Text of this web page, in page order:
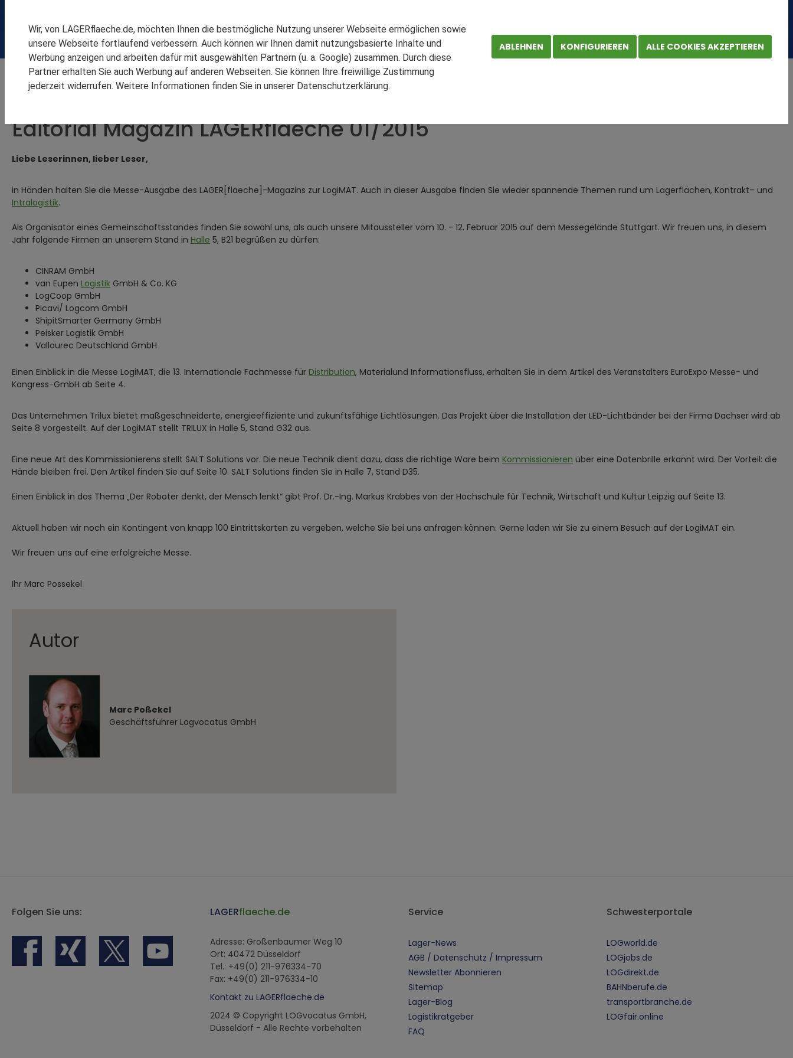
SCHOMBURG GMBH
SM LOGISTIC
KOOPERATIONEN REFERENZEN
Über uns Archiv Magazin Magazin Februar 2015 Editorial: Aktuelle Themen von LAGERflaeche.de
Editorial Magazin LAGERflaeche 01/2015
Liebe Leserinnen, lieber Leser,
in Händen halten Sie die Messe-Ausgabe des LAGER[flaeche]-Magazins zur LogiMAT. Auch in dieser Ausgabe finden Sie wieder spannende Themen rund um Lagerflächen, Kontrakt– und
Intralogistik.
Als Organisator eines Gemeinschaftsstandes finden Sie sowohl uns, als auch unsere Mitaussteller vom 10. - 12. Februar 2015 auf dem Messegelände Stuttgart. Wir freuen uns, in diesem
Jahr folgende Firmen an unserem Stand in Halle 5, B21 begrüßen zu dürfen:
CINRAM GmbH
van Eupen Logistik GmbH & Co. KG
LogCoop GmbH
Picavi/ Logcom GmbH
ShipitSmarter Germany GmbH
Peisker Logistik GmbH
Vallourec Deutschland GmbH
Einen Einblick in die Messe LogiMAT, die 13. Internationale Fachmesse für Distribution, Materialund Informationsfluss, erhalten Sie in dem Artikel des Veranstalters EuroExpo Messe- und
Kongress-GmbH ab Seite 4.
Das Unternehmen Trilux bietet maßgeschneiderte, energieeffiziente und zukunftsfähige Lichtlösungen. Das Projekt über die Installation der LED-Lichtbänder bei der Firma Dachser wird ab
Seite 8 vorgestellt. Auf der LogiMAT stellt TRILUX in Halle 5, Stand G32 aus.
Eine neue Art des Kommissionierens stellt SALT Solutions vor. Die neue Technik dient dazu, dass die richtige Ware beim Kommissionieren über eine Datenbrille erkannt wird. Der Vorteil: die
Hände bleiben frei. Den Artikel finden Sie auf Seite 10. SALT Solutions finden Sie in Halle 7, Stand D35.
Einen Einblick in das Thema „Der Roboter denkt, der Mensch lenkt“ gibt Prof. Dr.-Ing. Markus Krabbes von der Hochschule für Technik, Wirtschaft und Kultur Leipzig auf Seite 13.
Aktuell haben wir noch ein Kontingent von knapp 100 Eintrittskarten zu vergeben, welche Sie bei uns anfragen können. Gerne laden wir Sie zu einem Besuch auf der LogiMAT ein.
Wir freuen uns auf eine erfolgreiche Messe.
Ihr Marc Possekel
Autor
Marc Poßekel
Geschäftsführer Logvocatus GmbH
Folgen Sie uns: LAGERflaeche.de
Adresse: Großenbaumer Weg 10
Ort: 40472 Düsseldorf
Tel.: +49(0) 211-976334-70
Fax: +49(0) 211-976334-10
Kontakt zu LAGERflaeche.de
2024 © Copyright LOGvocatus GmbH,
Düsseldorf - Alle Rechte vorbehalten
Service
Lager-News
AGB / Datenschutz / Impressum
Newsletter Abonnieren
Sitemap
Lager-Blog
Logistikratgeber
FAQ
Schwesterportale
LOGworld.de
LOGjobs.de
LOGdirekt.de
BAHNberufe.de
transportbranche.de
LOGfair.online
Wir, von LAGERflaeche.de, möchten Ihnen die bestmögliche Nutzung unserer Webseite ermöglichen sowie
unsere Webseite fortlaufend verbessern. Auch können wir Ihnen damit nutzungsbasierte Inhalte und
Werbung anzeigen und arbeiten dafür mit ausgewählten Partnern (u. a. Google) zusammen. Durch diese
Partner erhalten Sie auch Werbung auf anderen Webseiten. Sie können Ihre freiwillige Zustimmung
jederzeit widerrufen. Weitere Informationen finden Sie in unserer Datenschutzerklärung.
ABLEHNEN KONFIGURIEREN ALLE COOKIES AKZEPTIEREN